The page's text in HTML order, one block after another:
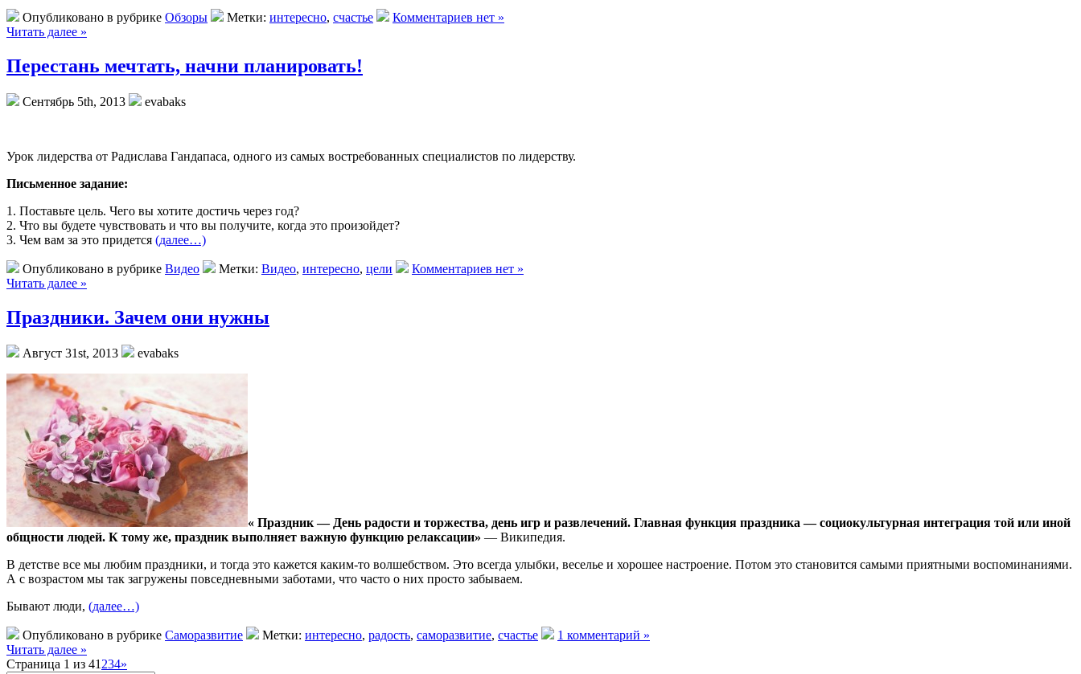
Опубликовано в рубрике Обзоры Метки: интересно, счастье
Комментариев нет »
Читать далее »
Перестань мечтать, начни планировать!
Сентябрь 5th, 2013 evabaks
Урок лидерства от Радислава Гандапаса, одного из самых востребованных специалистов по лидерству.
Письменное задание:
1. Поставьте цель. Чего вы хотите достичь через год?
2. Что вы будете чувствовать и что вы получите, когда это произойдет?
3. Чем вам за это придется (далее…)
Опубликовано в рубрике Видео Метки: Видео, интересно, цели
Комментариев нет »
Читать далее »
Праздники. Зачем они нужны
Август 31st, 2013 evabaks
« Праздник — День радости и торжества, день игр и развлечений. Главная функция праздника — социокультурная интеграция той или иной
общности людей. К тому же, праздник выполняет важную функцию релаксации» — Википедия.
В детстве все мы любим праздники, и тогда это кажется каким-то волшебством. Это всегда улыбки, веселье и хорошее настроение. Потом это становится самыми приятными воспоминаниями.
А с возрастом мы так загружены повседневными заботами, что часто о них просто забываем.
Бывают люди, (далее…)
Опубликовано в рубрике Саморазвитие Метки: интересно, радость, саморазвитие, счастье
1 комментарий »
Читать далее »
Страница 1 из 41 234»